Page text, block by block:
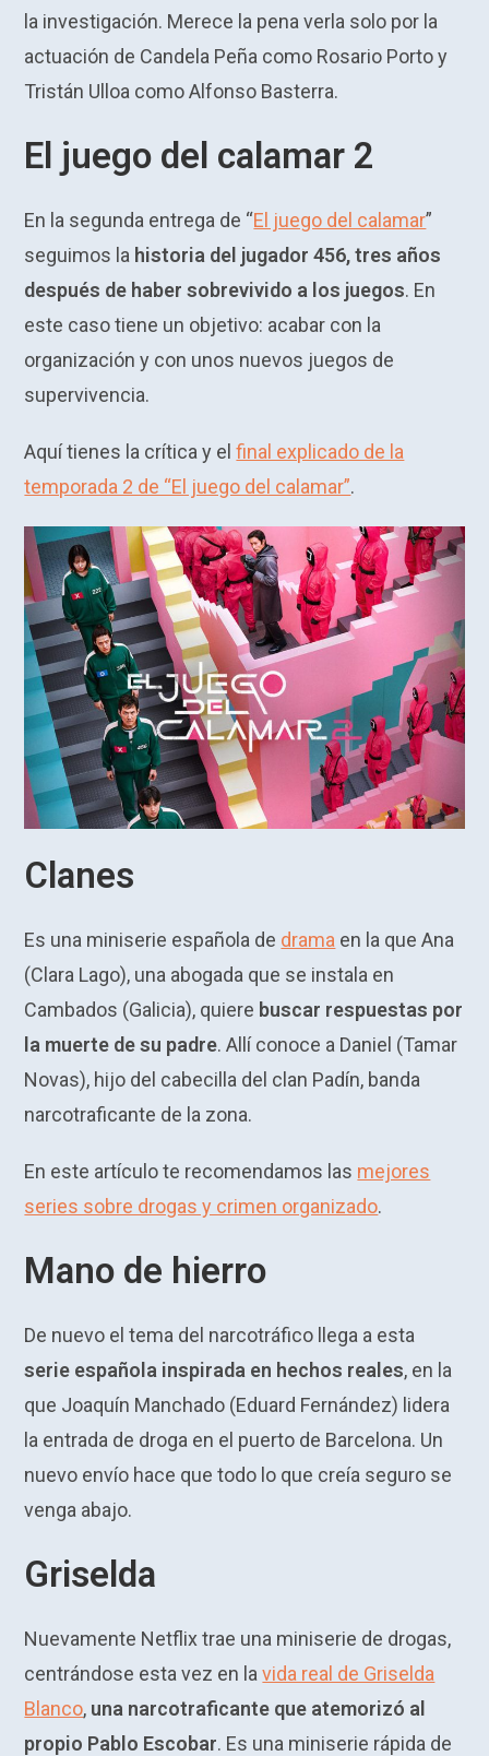
la investigación. Merece la pena verla solo por la
actuación de Candela Peña como Rosario Porto y
Tristán Ulloa como Alfonso Basterra.
El juego del calamar 2
En la segunda entrega de “El juego del calamar”
seguimos la historia del jugador 456, tres años
después de haber sobrevivido a los juegos. En
este caso tiene un objetivo: acabar con la
organización y con unos nuevos juegos de
supervivencia.
Aquí tienes la crítica y elfinal explicado de la
temporada 2 de “El juego del calamar”.
Clanes
Es una miniserie española de drama en la que Ana
(Clara Lago), una abogada que se instala en
Cambados (Galicia), quiere buscar respuestas por
la muerte de su padre. Allí conoce a Daniel (Tamar
Novas), hijo del cabecilla del clan Padín, banda
narcotraficante de la zona.
En este artículo te recomendamos las mejores
series sobre drogas y crimen organizado.
Mano de hierro
De nuevo el tema del narcotráfico llega a esta
serie española inspirada en hechos reales, en la
que Joaquín Manchado (Eduard Fernández) lidera
la entrada de droga en el puerto de Barcelona. Un
nuevo envío hace que todo lo que creía seguro se
venga abajo.
Griselda
Nuevamente Netflix trae una miniserie de drogas,
centrándose esta vez en lavida real de Griselda
Blanco, una narcotraficante que atemorizó al
propio Pablo Escobar. Es una miniserie rápida de